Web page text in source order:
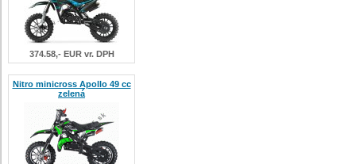
374.58,- EUR vr. DPH
Nitro minicross Apollo 49 cc
zelená